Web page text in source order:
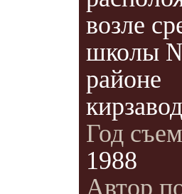
возле
школы
районе
Год
1988
Автор